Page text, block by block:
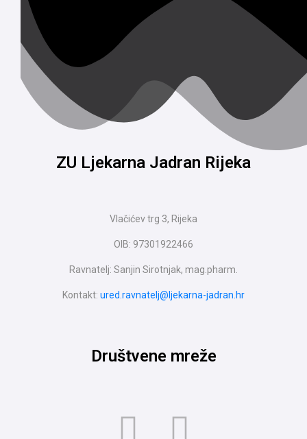
ZU Ljekarna Jadran Rijeka
Vlačićev trg 3, Rijeka
OIB: 97301922466
Ravnatelj: Sanjin Sirotnjak, mag.pharm.
Kontakt: ured.ravnatelj@ljekarna-jadran.hr
Društvene mreže